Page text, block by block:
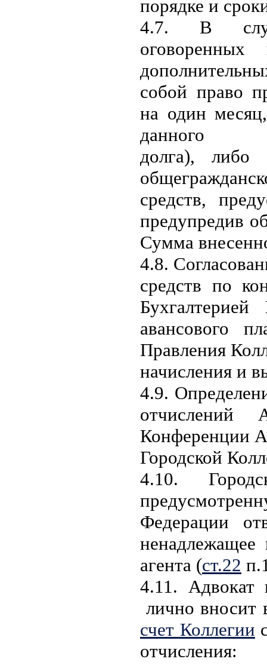
порядке и
4.7. В
собой право
на один
долга),
средств,
предупредив
Сумма
4.8.
средств по
авансового
Правления
начисления и
4.9.
отчислений
Конференции
Городской
4.10.
Федерации
ненадлежащее
агента (ст.22
4.11. Адвокат
лично вносит
счет Коллегии
отчисления: